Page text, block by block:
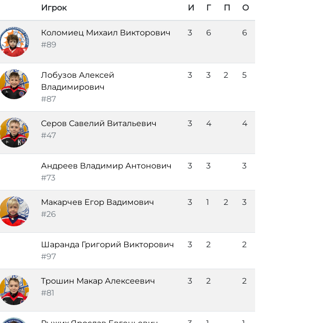
Игрок И Г П О
Коломиец Михаил Викторович
#89
3 6 6
Лобузов Алексей
Владимирович
#87
3 3 2 5
Серов Савелий Витальевич
#47
3 4 4
Андреев Владимир Антонович
#73
3 3 3
Макарчев Егор Вадимович
#26
3 1 2 3
Шаранда Григорий Викторович
#97
3 2 2
Трошин Макар Алексеевич
#81
3 2 2